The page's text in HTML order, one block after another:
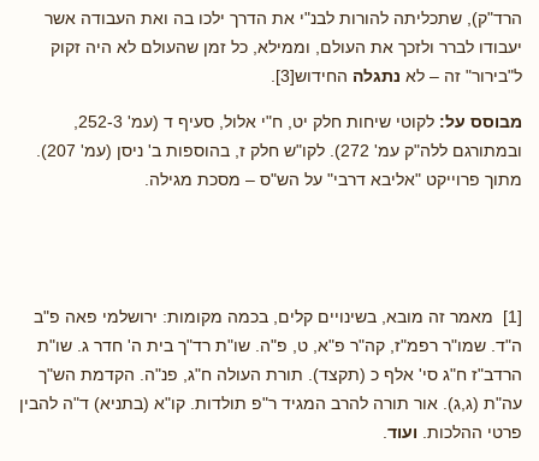
הרד"ק), שתכליתה להורות לבנ"י את הדרך ילכו בה ואת העבודה אשר
יעבודו לברר ולזכך את העולם, וממילא, כל זמן שהעולם לא היה זקוק
ל"בירור" זה – לא נתגלה החידוש[3].
מבוסס על:
ובמתורגם ללה"ק עמ' 272). לקו"ש חלק ז, בהוספות ב' ניסן (עמ' 207).
מתוך פרוייקט "אליבא דרבי" על הש"ס – מסכת מגילה.
[1] מאמר זה מובא, בשינויים קלים, בכמה מקומות: ירושלמי פאה פ"ב
ה"ד. שמו"ר רפמ"ז, קה"ר פ"א, ט, פ"ה. שו"ת רד"ך בית ה' חדר ג. שו"ת
הרדב"ז ח"ג סי' אלף כ (תקצד). תורת העולה ח"ג, פנ"ה. הקדמת הש"ך
עה"ת (ג,ג). אור תורה להרב המגיד ר"פ תולדות. קו"א (בתניא) ד"ה להבין
פרטי ההלכות. ועוד